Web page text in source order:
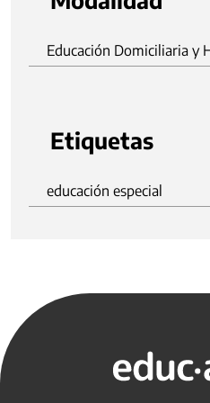
Etiquetas
educación especial